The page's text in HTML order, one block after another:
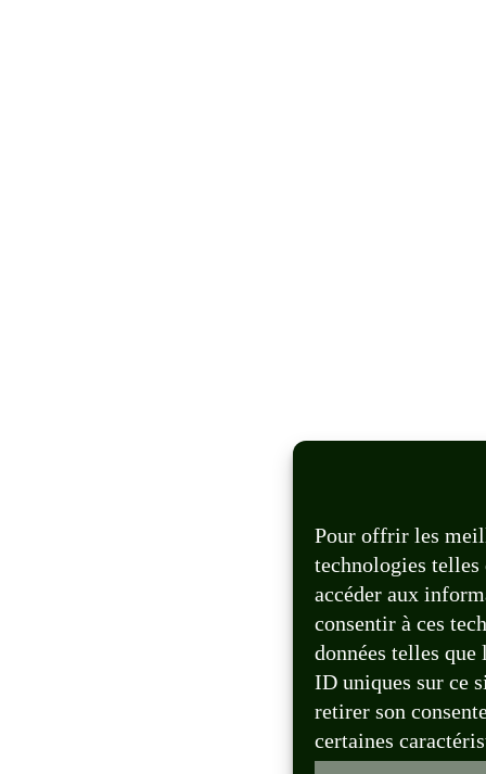
Pour offrir les
technologies telles
accéder aux
consentir à ces
données telles
ID uniques sur ce
retirer son
certaines